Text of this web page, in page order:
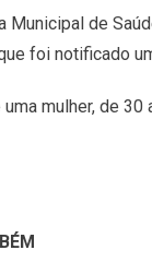
Municipal de
foi notificado
mulher, de